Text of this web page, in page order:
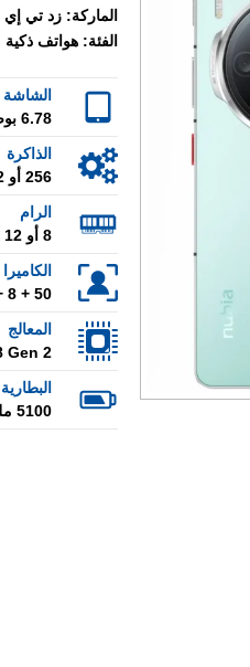
الماركة: زد تي إي
الفئة: هواتف ذكية
الشاشة
6.78 بوصة - 120 هرتز - AMOLED
الذاكرة
256 أو 512 جيجابايت أو 1 تيرابايت
الرام
8 أو 12 أو 16 أو 24 جيجابايت
الكاميرا
50 + 8 + 50 ميجابكسل
المعالج
Gen 2
5100 مللي أمبير - 80 واط